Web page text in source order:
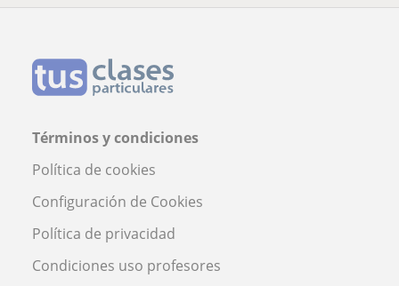
Términos y condiciones
Política de cookies
Configuración de Cookies
Política de privacidad
Condiciones uso profesores